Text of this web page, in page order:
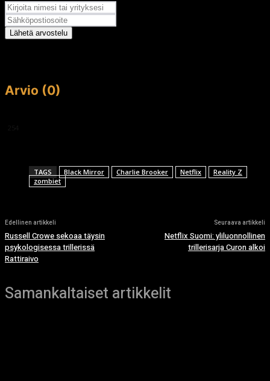
Lähetä arvostelu
Arvio (0)
TAGS Black Mirror Charlie Brooker Netflix
Reality Z
zombiet
Edellinen artikkeli
Russell Crowe sekoaa täysin
psykologisessa trillerissä
Rattiraivo
Seuraava artikkeli
Netflix Suomi: yliluonnollinen
trillerisarja Curon alkoi
Samankaltaiset artikkelit